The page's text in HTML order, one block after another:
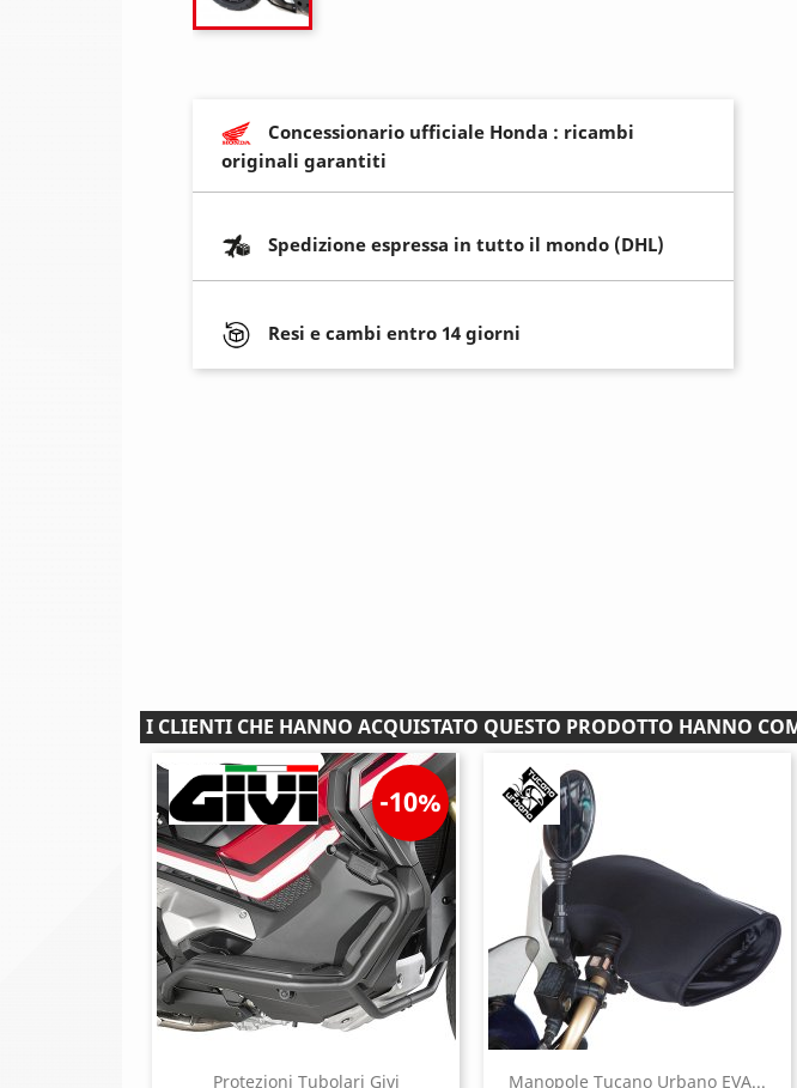
Concessionario ufficiale Honda : ricambi
originali garantiti
Spedizione espressa in tutto il mondo (DHL)
Resi e cambi entro 14 giorni
I CLIENTI CHE HANNO ACQUISTATO QUESTO PRODOTTO HANNO
Protezioni Tubolari Givi
-10%
Manopole Tucano Urbano EVA...